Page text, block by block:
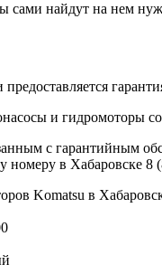
сами найдут на нем
и гидромоторы
с гарантийным
номеру в Хабаровске 8
Komatsu в